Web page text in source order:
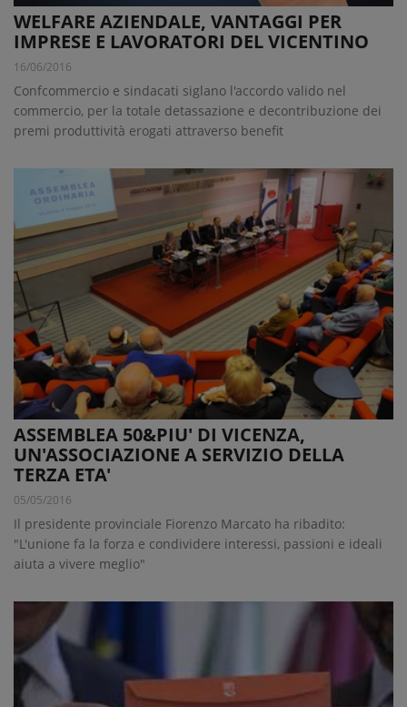
WELFARE AZIENDALE, VANTAGGI PER
IMPRESE E LAVORATORI DEL VICENTINO
16/06/2016
Confcommercio e sindacati siglano l'accordo valido nel
commercio, per la totale detassazione e decontribuzione dei
premi produttività erogati attraverso benefit
ASSEMBLEA 50&PIU' DI VICENZA,
UN'ASSOCIAZIONE A SERVIZIO DELLA
TERZA ETA'
05/05/2016
Il presidente provinciale Fiorenzo Marcato ha ribadito:
"L'unione fa la forza e condividere interessi, passioni e ideali
aiuta a vivere meglio"